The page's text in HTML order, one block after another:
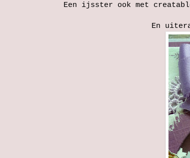
Een ijsster ook met
En